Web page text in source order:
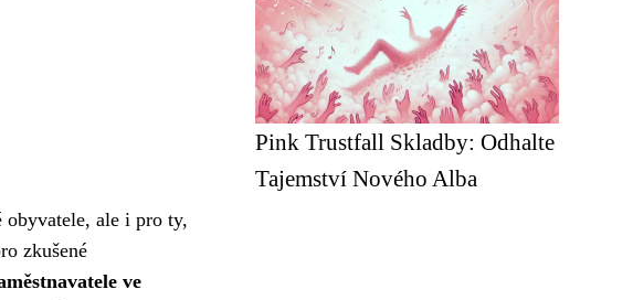
obyvatele, ale i pro ty,
zkušené
ve
Pink Trustfall Skladby: Odhalte
Tajemství Nového Alba